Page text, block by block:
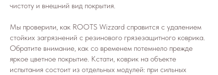
чистоту и внешний вид покрытия.
Мы проверили, как ROOTS Wizzard справится с удалением
стойких загрязнений с резинового грязезащитного коврика.
Обратите внимание, как со временем потемнело прежде
яркое цветное покрытие. Кстати, коврик на объекте
испытания состоит из отдельных модулей: при сильных